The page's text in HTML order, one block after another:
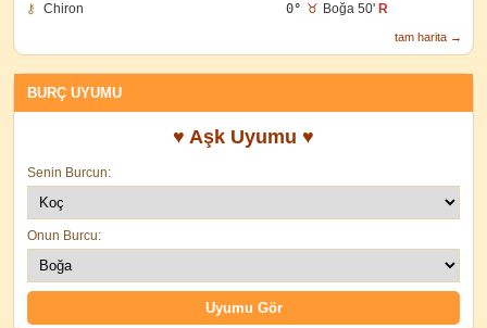
⚷
Chiron 0° ♉ Boğa 50' R
tam harita →
BURÇ UYUMU
♥ Aşk Uyumu ♥
Senin Burcun:
Onun Burcu: